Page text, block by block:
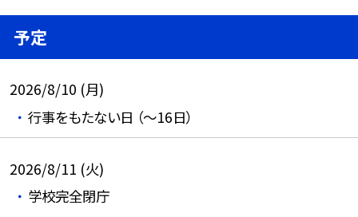
予定
2026/8/10 (月)
行事をもたない日 （～16日）
2026/8/11 (火)
学校完全閉庁